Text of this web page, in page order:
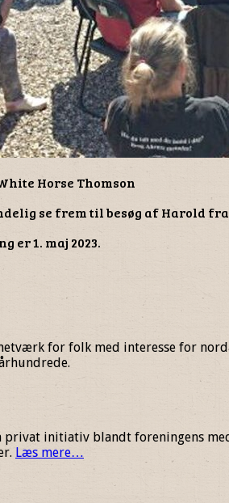
Horse Thomson
se frem til besøg af Harold fra
er 1. maj 2023.
for folk med interesse for
initiativ blandt foreningens
Læs mere…